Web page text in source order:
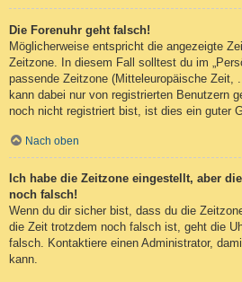
Die Forenuhr geht falsch!
Möglicherweise entspricht die angezeigte
Zeitzone. In diesem Fall solltest du im
passende Zeitzone (Mitteleuropäische Zeit,
kann dabei nur von registrierten Benutzern
noch nicht registriert bist, ist dies ein guter
Nach oben
Ich habe die Zeitzone eingestellt, aber
noch falsch!
Wenn du dir sicher bist, dass du die
die Zeit trotzdem noch falsch ist, geht die
falsch. Kontaktiere einen Administrator,
kann.